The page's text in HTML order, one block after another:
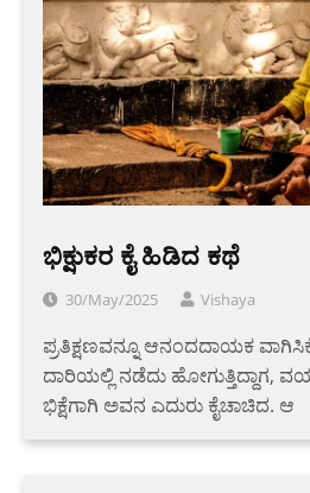
ಭಿಕ್ಷುಕರ ಕೈ ಹಿಡಿದ ಕಥೆ
30/May/2025 Vishaya
ಪ್ರತಿಕ್ಷಣವನ್ನೂ ಆನಂದದಾಯಕ
ದಾರಿಯಲ್ಲಿ ನಡೆದು ಹೋಗುತ್ತಿದ್ದಾಗ,
ಭಿಕ್ಷೆಗಾಗಿ ಅವನ ಎದುರು ಕೈಚಾಚಿದ. ಆ